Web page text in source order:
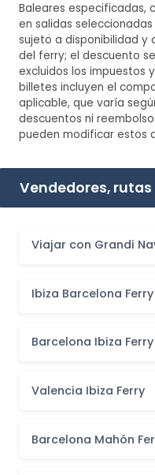
Baleares especificadas,
en salidas
sujeto a disponibilidad y
del ferry; el descuento
excluidos los impuestos
billetes incluyen el
aplicable, que varía
descuentos ni
pueden modificar estos
Vendedores,
Viajar con Grandi
Ibiza Barcelona Ferry
Barcelona Ibiza Ferry
Valencia Ibiza Ferry
Barcelona Mahón